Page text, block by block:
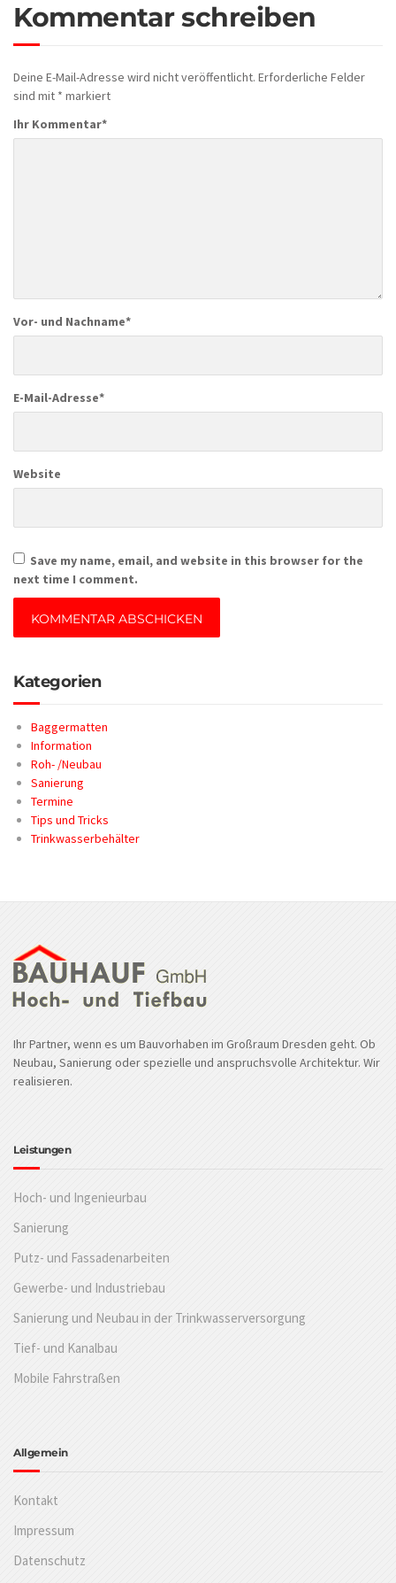
Kommentar schreiben
Deine E-Mail-Adresse wird nicht veröffentlicht. Erforderliche Felder
sind mit * markiert
Ihr Kommentar*
Vor- und Nachname*
E-Mail-Adresse*
Website
Save my name, email, and website in this browser for the
next time I comment.
Kategorien
Baggermatten
Information
Roh- /Neubau
Sanierung
Termine
Tips und Tricks
Trinkwasserbehälter
Ihr Partner, wenn es um Bauvorhaben im Großraum Dresden geht. Ob
Neubau, Sanierung oder spezielle und anspruchsvolle Architektur. Wir
realisieren.
Leistungen
Hoch- und Ingenieurbau
Sanierung
Putz- und Fassadenarbeiten
Gewerbe- und Industriebau
Sanierung und Neubau in der Trinkwasserversorgung
Tief- und Kanalbau
Mobile Fahrstraßen
Allgemein
Kontakt
Impressum
Datenschutz